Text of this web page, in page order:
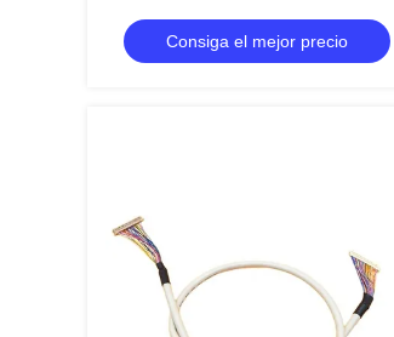
cable de protección 20276 retorcido
para la placa del conductor
Consiga el mejor precio